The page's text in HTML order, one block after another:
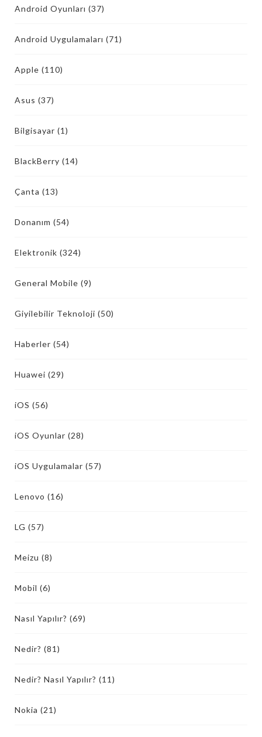
Android Oyunları (37)
Android Uygulamaları (71)
Apple (110)
Asus (37)
Bilgisayar (1)
BlackBerry (14)
Çanta (13)
Donanım (54)
Elektronik (324)
General Mobile (9)
Giyilebilir Teknoloji (50)
Haberler (54)
Huawei (29)
iOS (56)
iOS Oyunlar (28)
iOS Uygulamalar (57)
Lenovo (16)
LG (57)
Meizu (8)
Mobil (6)
Nasıl Yapılır? (69)
Nedir? (81)
Nedir? Nasıl Yapılır? (11)
Nokia (21)